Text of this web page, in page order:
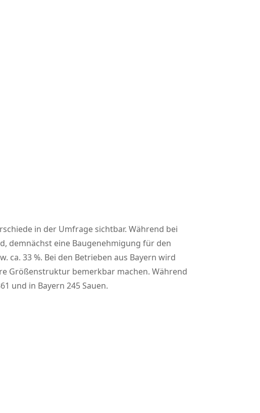
in der Umfrage sichtbar. Während bei
demnächst eine Baugenehmigung für den
ca. 33 %. Bei den Betrieben aus Bayern wird
Größenstruktur bemerkbar machen. Während
und in Bayern 245 Sauen.